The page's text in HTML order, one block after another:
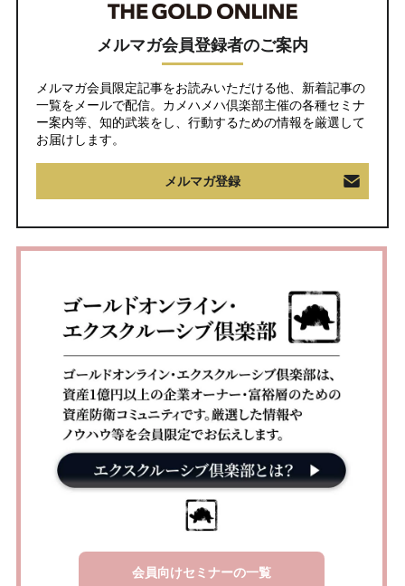
メルマガ会員登録者のご案内
メルマガ会員限定記事をお読みいただける他、新着記事の
一覧をメールで配信。カメハメハ倶楽部主催の各種セミナ
ー案内等、知的武装をし、行動するための情報を厳選して
お届けします。
メルマガ登録
会員向けセミナーの一覧